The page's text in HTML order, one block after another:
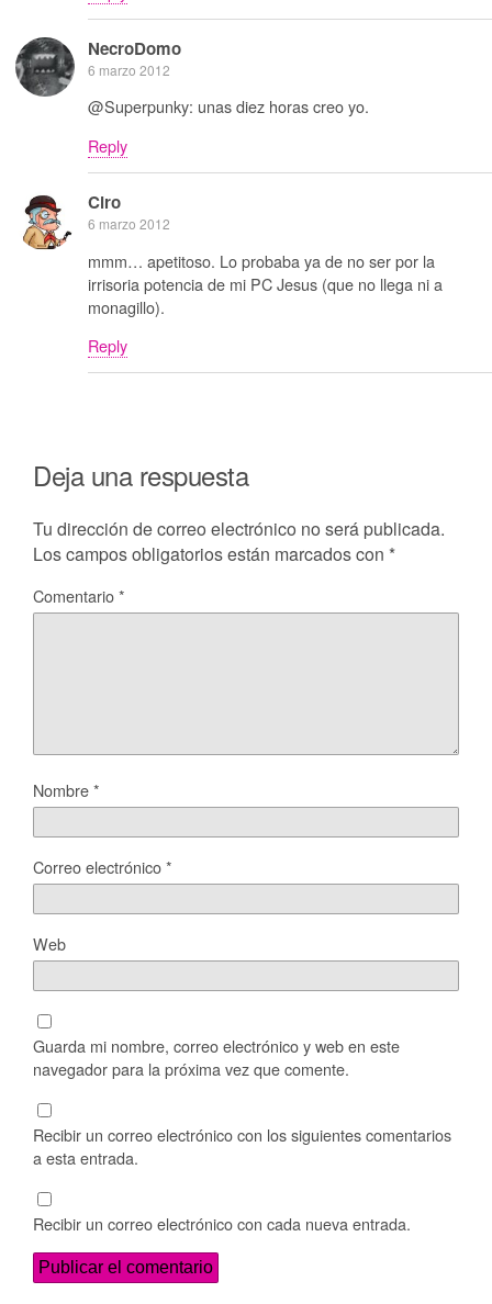
NecroDomo
6 marzo 2012
@Superpunky: unas diez horas creo yo.
Reply
Ciro
6 marzo 2012
mmm… apetitoso. Lo probaba ya de no ser por la
irrisoria potencia de mi PC Jesus (que no llega ni a
monagillo).
Reply
Deja una respuesta
Tu dirección de correo electrónico no será publicada.
Los campos obligatorios están marcados con *
Comentario*
Nombre*
Correo electrónico*
Web
Guarda mi nombre, correo electrónico y web en este
navegador para la próxima vez que comente.
Recibir un correo electrónico con los siguientes comentarios
a esta entrada.
Recibir un correo electrónico con cada nueva entrada.